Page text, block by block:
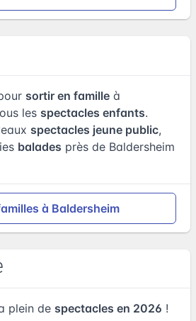
sortir en famille à
les spectacles enfants.
spectacles jeune public,
balades près de Baldersheim
à Baldersheim
plein de spectacles en 2026 !